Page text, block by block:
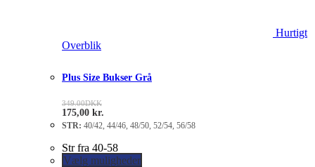
Hurtigt
Overblik
Plus Size Bukser Grå
349.00DKK
175,00 kr.
STR: 40/42, 44/46, 48/50, 52/54, 56/58
Str fra 40-58
Vælg muligheder